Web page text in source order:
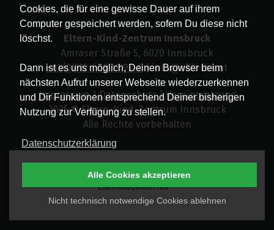
Cookies, die für eine gewisse Dauer auf ihrem
Computer gespeichert werden, sofern Du diese nicht
löschst.
Dann ist es uns möglich, Deinen Browser beim
nächsten Aufruf unserer Webseite wiederzuerkennen
und Dir Funktionen entsprechend Deiner bisherigen
Nutzung zur Verfügung zu stellen.
Datenschutzerklärung
Nicht technisch notwendige Cookies ablehnen
Alle Cookies akzeptieren
Eltern-Kind-Zentrum Innsbruck
Amraser Straße 5, 6020 Innsbruck
+43(0)512 / 58 19 97-0| info@ekiz-ibk.at
Impressum|Datenschutz|Vereinssatzung
2025 © Eltern-Kind-Zentrum Innsbruck
Alle Rechte vorbehalten